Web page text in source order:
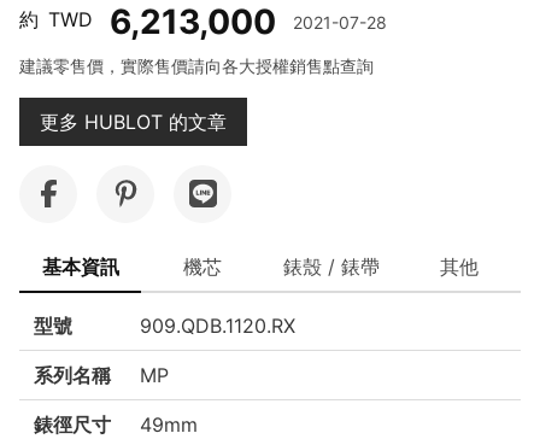
約 TWD 6,213,000 2021-07-28
建議零售價，實際售價請向各大授權銷售點查詢
更多 HUBLOT 的文章
基本資訊 機芯 錶殼 / 錶帶 其他
型號 909.QDB.1120.RX
系列名稱 MP
錶徑尺寸 49mm